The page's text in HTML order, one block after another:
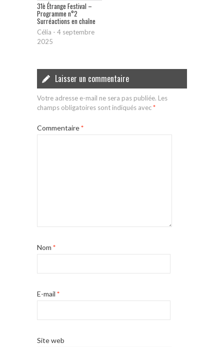
31è Étrange Festival –
Programme n°2
Surréactions en chaîne
Célia - 4 septembre
2025
Laisser un commentaire
Votre adresse e-mail ne sera pas publiée. Les
champs obligatoires sont indiqués avec*
Commentaire*
Nom *
E-mail *
Site web